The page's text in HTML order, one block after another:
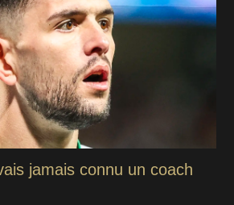
jamais connu un coach